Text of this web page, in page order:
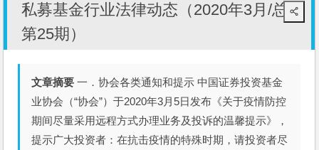
私募基金行业法律动态（2020年3月/总
第25期）
文章摘要 一．协会各类通知和提示 中国证券投资基金
业协会（“协会”）于2020年3月5日发布《关于疫情防控
期间尽量采用远程方式办理业务及投诉的温馨提示》，
提示广大投资者：在抗击疫情的特殊时期，请投资者尽